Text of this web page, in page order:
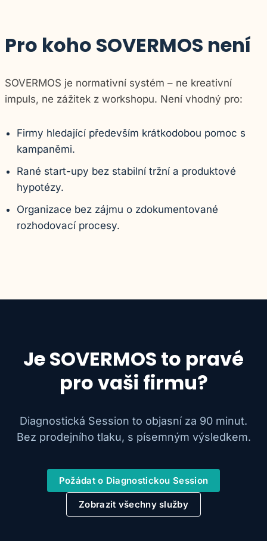
Pro koho SOVERMOS není
SOVERMOS je normativní systém – ne kreativní
impuls, ne zážitek z workshopu. Není vhodný pro:
Firmy hledající především krátkodobou pomoc s
kampaněmi.
Rané start-upy bez stabilní tržní a produktové
hypotézy.
Organizace bez zájmu o zdokumentované
rozhodovací procesy.
Je SOVERMOS to pravé
pro vaši firmu?
Diagnostická Session to objasní za 90 minut.
Bez prodejního tlaku, s písemným výsledkem.
Požádat o Diagnostickou Session
Zobrazit všechny služby